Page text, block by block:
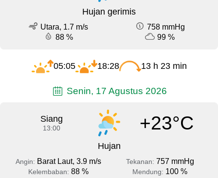
Hujan gerimis
Utara, 1.7 m/s
758 mmHg
88 %
99 %
05:05 18:28 13 h 23 min
Senin, 17 Agustus 2026
Siang
13:00 +23°C
Hujan
Angin: Barat Laut, 3.9 m/s Tekanan: 757 mmHg
Kelembaban: 88 % Mendung: 100 %